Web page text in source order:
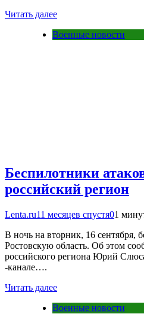
Читать далее
Военные новости
Беспилотники
российский регион
Lenta.ru11 месяцев спустя01
В ночь на вторник, 16 сентября,
Ростовскую область. Об этом
российского региона Юрий
-канале….
Читать далее
Военные новости